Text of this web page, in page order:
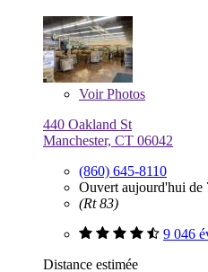
VoirPhotos
440 Oakland St
Manchester, CT 06042
(860) 645-8110
Ouvert aujourd'hui de
(Rt 83)
9 046
Distance estimée